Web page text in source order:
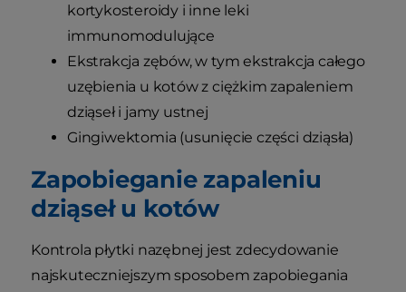
kortykosteroidy i inne leki
immunomodulujące
Ekstrakcja zębów, w tym ekstrakcja całego
uzębienia u kotów z ciężkim zapaleniem
dziąseł i jamy ustnej
Gingiwektomia (usunięcie części dziąsła)
Zapobieganie zapaleniu
dziąseł u kotów
Kontrola płytki nazębnej jest zdecydowanie
najskuteczniejszym sposobem zapobiegania